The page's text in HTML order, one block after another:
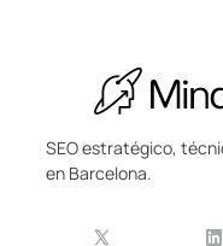
SEO estratégico,
en Barcelona.